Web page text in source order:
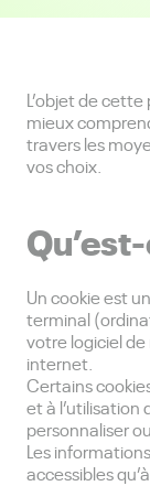
L’objet de
mieux
travers les
vos choix.
Un cookie est
terminal
votre logiciel
internet.
Certains
et à l’utilisation
personnaliser
Les
accessibles